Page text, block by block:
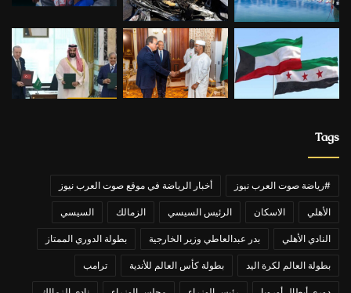
Tags
#رياضة صوت العرب نيوز أخبار الرياضة في موقع صوت العرب نيوز
الأهلي الاسكان الرئيس السيسي الزمالك السيسي
النادي الأهلي بدر عبدالعاطي وزير الخارجية بطولة الدوري الممتاز
بطولة العالم لكرة اليد بطولة كأس العالم للأندية ترامب